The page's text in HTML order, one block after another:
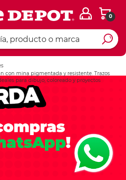
0
con mina pigmentada y resistente. Trazos
para dibujo, coloreado y proyectos
Ingresar Codigo